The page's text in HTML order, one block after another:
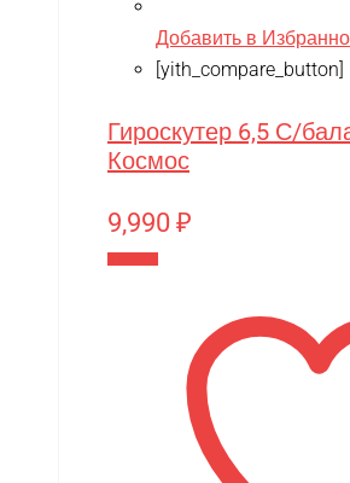
Добавить в
[yith_compare_button]
Гироскутер 6,5 С/
Космос
9,990 ₽